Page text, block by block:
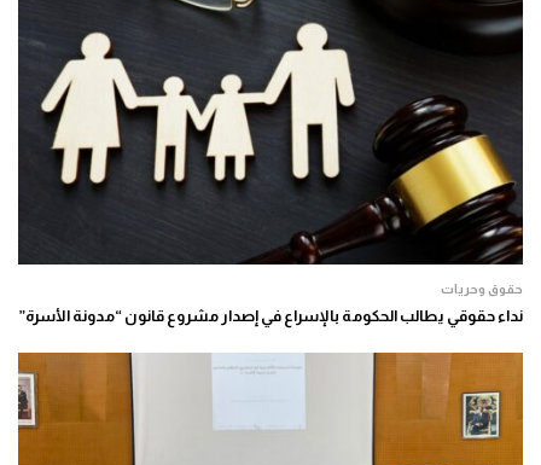
حقوق وحريات
نداء حقوقي يطالب الحكومة بالإسراع في إصدار مشروع قانون “مدونة الأسرة”